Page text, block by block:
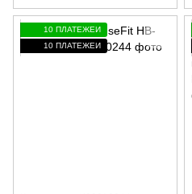
10 ПЛАТЕЖЕЙ
10 ПЛАТЕЖЕЙ